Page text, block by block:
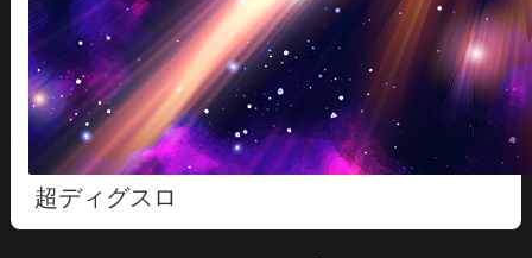
超ディグスロ